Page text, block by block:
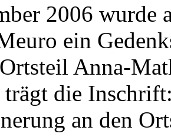
2006 wurde
ein
Anna-
trägt die
an den